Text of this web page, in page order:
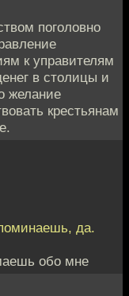
поголовно
к управителям
в столицы и
желание
крестьянам
да.
обо мне